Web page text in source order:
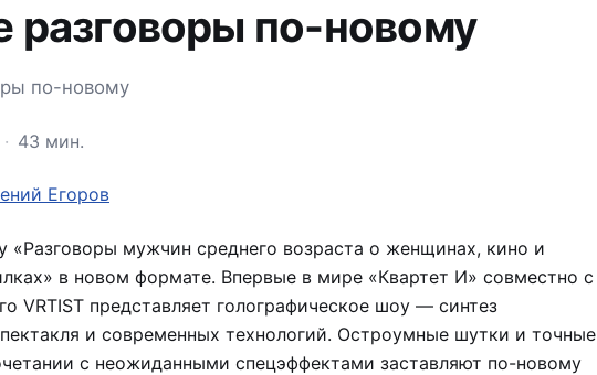
разговоры по-новому
по-новому
· 43 мин.
Егоров
«Разговоры мужчин среднего возраста о женщинах, кино и
в новом формате. Впервые в мире «Квартет И» совместно с
VRTIST представляет голографическое шоу — синтез
и современных технологий. Остроумные шутки и точные
с неожиданными спецэффектами заставляют по-новому